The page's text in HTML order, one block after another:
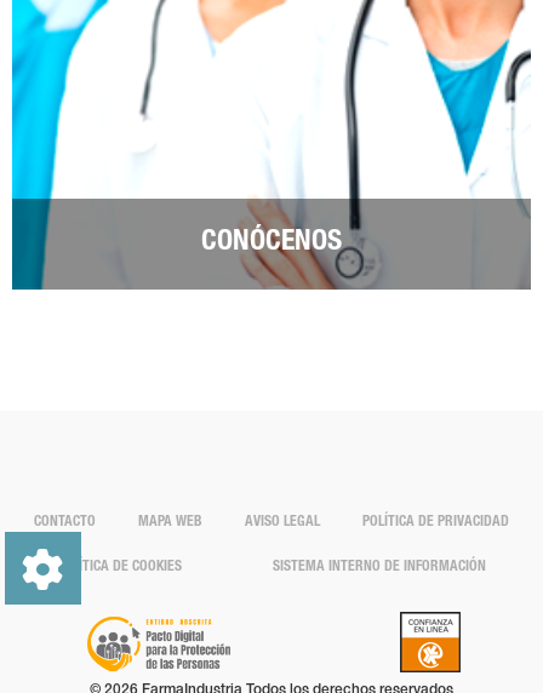
CONÓCENOS
CONTACTO MAPA WEB AVISO LEGAL POLÍTICA DE PRIVACIDAD
POLÍTICA DE COOKIES SISTEMA INTERNO DE INFORMACIÓN